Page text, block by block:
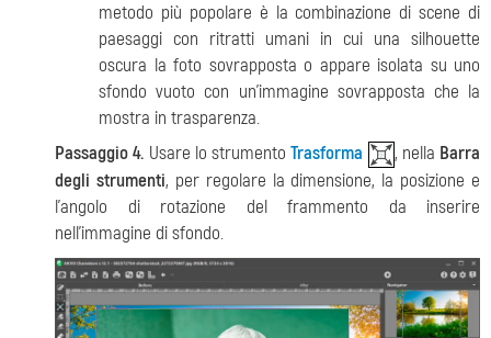
metodo più popolare è la combinazione di scene di
paesaggi con ritratti umani in cui una silhouette
oscura la foto sovrapposta o appare isolata su uno
sfondo vuoto con un'immagine sovrapposta che la
mostra in trasparenza.
Passaggio 4. Usare lo strumentoTrasforma , nella Barra
degli strumenti, per regolare la dimensione, la posizione e
l’angolo di rotazione del frammento da inserire
nell’immagine di sfondo.